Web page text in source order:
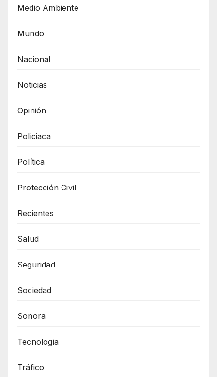
Medio Ambiente
Mundo
Nacional
Noticias
Opinión
Policiaca
Política
Protección Civil
Recientes
Salud
Seguridad
Sociedad
Sonora
Tecnologia
Tráfico